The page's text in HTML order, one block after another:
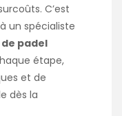
C’est
un spécialiste
padel
étape,
et de
dès la